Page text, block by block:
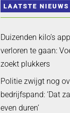
LAATSTE NIEUWS
Duizenden kilo’s
verloren te gaan:
zoekt plukkers
Politie zwijgt nog
bedrijfspand: ‘Dat
even duren’